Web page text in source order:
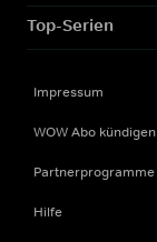
Top-Serien
Impressum
WOW Abo kündigen
Partnerprogramme
Hilfe